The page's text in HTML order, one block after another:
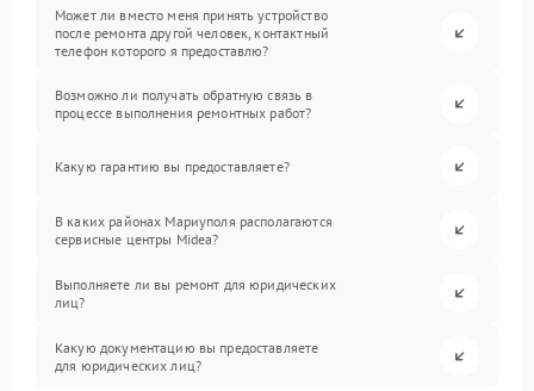
Может ли вместо меня принять устройство
после ремонта другой человек, контактный
телефон которого я предоставлю?
Возможно ли получать обратную связь в
процессе выполнения ремонтных работ?
Какую гарантию вы предоставляете?
В каких районах Мариуполя располагаются
сервисные центры Midea?
Выполняете ли вы ремонт для юридических
лиц?
Какую документацию вы предоставляете
для юридических лиц?